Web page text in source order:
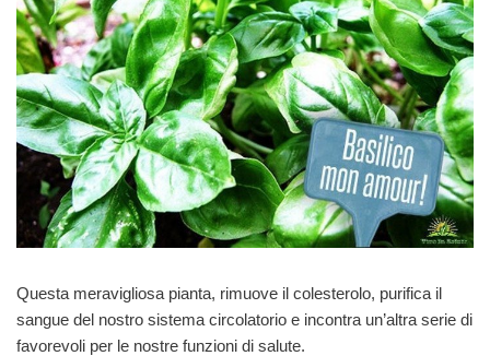
Questa meravigliosa pianta, rimuove il colesterolo, purifica il
sangue del nostro sistema circolatorio e incontra un’altra serie di
favorevoli per le nostre funzioni di salute.